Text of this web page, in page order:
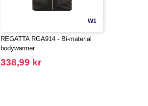
W1
REGATTA RGA914 - Bi-material
bodywarmer
338,99 kr